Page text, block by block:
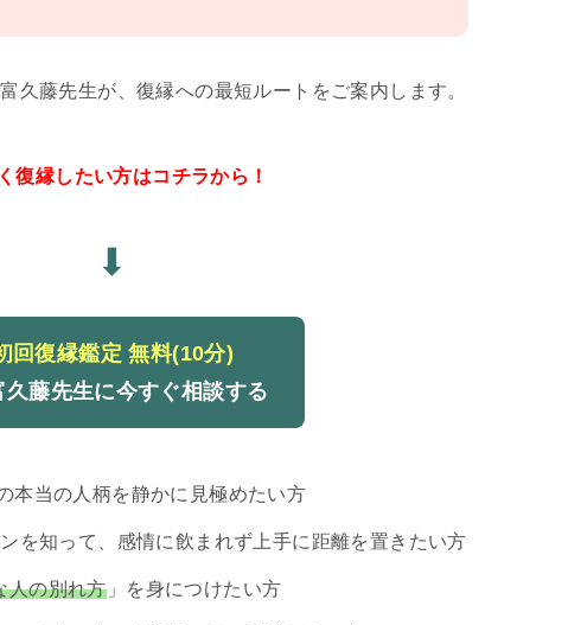
久藤先生が、復縁への最短ルートをご案内します。
復縁したい方はコチラから！
⬇
回復縁鑑定 無料(10分)
藤先生に今すぐ相談する
本当の人柄を静かに見極めたい方
を知って、感情に飲まれず上手に距離を置きたい方
人の別れ方」を身につけたい方